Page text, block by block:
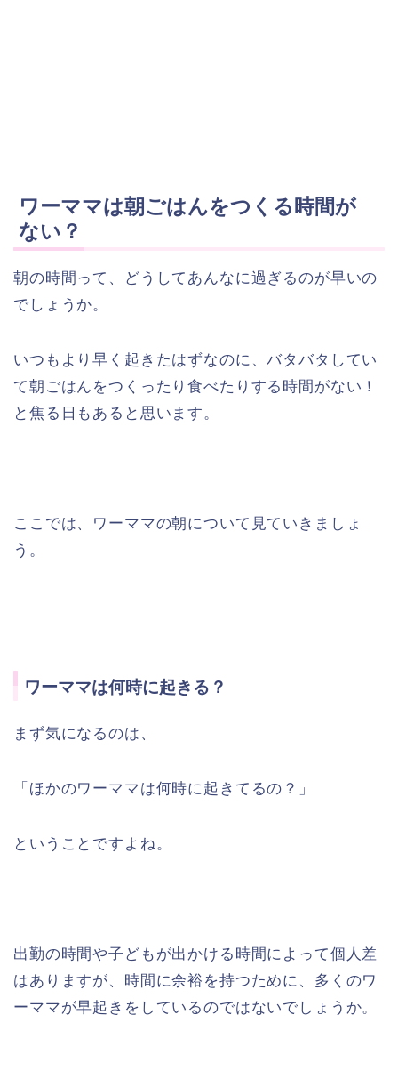
ワーママは朝ごはんをつくる時間が
ない？
朝の時間って、どうしてあんなに過ぎるのが早いの
でしょうか。
いつもより早く起きたはずなのに、バタバタしてい
て朝ごはんをつくったり食べたりする時間がない！
と焦る日もあると思います。
ここでは、ワーママの朝について見ていきましょ
う。
ワーママは何時に起きる？
まず気になるのは、
「ほかのワーママは何時に起きてるの？」
ということですよね。
出勤の時間や子どもが出かける時間によって個人差
はありますが、時間に余裕を持つために、多くのワ
ーママが早起きをしているのではないでしょうか。